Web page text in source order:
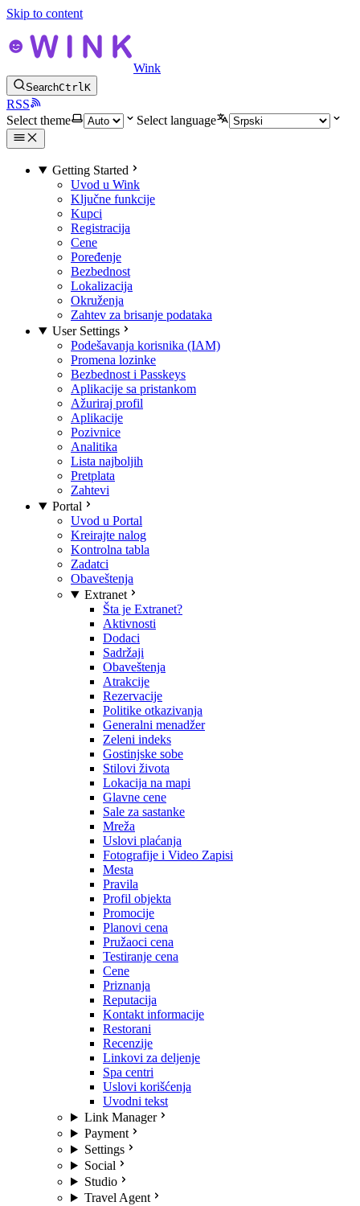
Skip to content
Wink
SearchCtrlK
RSS
Select theme
Select language
Getting Started
Uvod u Wink
Ključne funkcije
Kupci
Registracija
Cene
Poređenje
Bezbednost
Lokalizacija
Okruženja
Zahtev za brisanje podataka
User Settings
Podešavanja korisnika (IAM)
Promena lozinke
Bezbednost i Passkeys
Aplikacije sa pristankom
Ažuriraj profil
Aplikacije
Pozivnice
Analitika
Lista najboljih
Pretplata
Zahtevi
Portal
Uvod u Portal
Kreirajte nalog
Kontrolna tabla
Zadatci
Obaveštenja
Extranet
Šta je Extranet?
Aktivnosti
Dodaci
Sadržaji
Obaveštenja
Atrakcije
Rezervacije
Politike otkazivanja
Generalni menadžer
Zeleni indeks
Gostinjske sobe
Stilovi života
Lokacija na mapi
Glavne cene
Sale za sastanke
Mreža
Uslovi plaćanja
Fotografije i Video Zapisi
Mesta
Pravila
Profil objekta
Promocije
Planovi cena
Pružaoci cena
Testiranje cena
Cene
Priznanja
Reputacija
Kontakt informacije
Restorani
Recenzije
Linkovi za deljenje
Spa centri
Uslovi korišćenja
Uvodni tekst
Link Manager
Payment
Settings
Social
Studio
Travel Agent